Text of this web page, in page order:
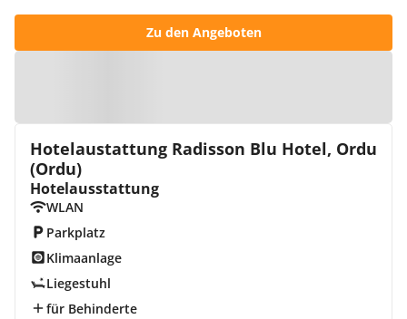
Zu den Angeboten
Hotelaustattung Radisson Blu Hotel, Ordu
(Ordu)
Hotelausstattung
WLAN
Parkplatz
Klimaanlage
Liegestuhl
für Behinderte